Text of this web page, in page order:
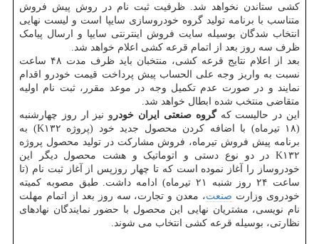
کشی ستاندن نخواهد شد. ظرفیت ثبت نام در روش پیش فروش
متناسب با برنامه تولید گروه خودروسازی سایپا است و لیست نهایی
انتخاب شدگان بوسیله سایت فروش اینترنتی سایپا و ارسال پیامک
ظرف سه روز بعد از اتمام قرعه کشی اعلام خواهد شد.
بعد از اعلام نتایج قرعه کشی، منتخبان باید ظرف مدت ۴۸ ساعت
نسبت به واریز وجه علی الحساب پیش پرداخت قیمت خودرو اقدام
نمایند و در صورت عدم تکمیل وجه در موعد مقرر، ثبت نام اولیه
متقاضی منتخب شده ابطال خواهد شد.
این در حالیست کهگروه صنعتی ایران خودر و نیز ار روز چهارشنبه
(۱۸ تیرماه) با اضافه کردن محصول جدید خود (پروژه K۱۳۲) به
برنامه پیش فروش تیرماه، فروش مشارکت در تولید محصول پروژه
K۱۳۲ در دو نوع دستی و اتوماتیک و هشت محصول دیگر این
خودروساز را آغاز نموده است که تا چهار روزپس از آغاز ثبت نام (تا
ساعت ۲۴ روز شنبه ۲۱ تیرماه) ادامه داشت. طبق مصوبه کمیته
خودروی وزارت صنعت، معدن و تجارت، سه روز بعد از اتمام مهلت
نام نویسی، مشتریان نهایی این محصول با حضور نمایندگان نهادهای
نظارتی، بوسیله قرعه کشی انتخاب می شوند.